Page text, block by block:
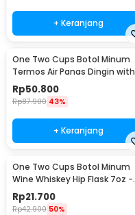
+ Keranjang
One Two Cups Botol Minum
Termos Air Panas Dingin with
Cup Head 500ml - SUS304
Rp50.800
Rp87.900 43%
+ Keranjang
One Two Cups Botol Minum
Wine Whiskey Hip Flask 7oz -
F0212
Rp21.700
Rp42.900 50%